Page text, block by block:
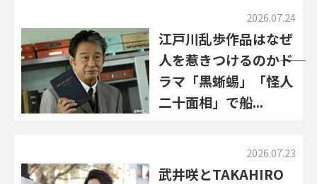
2026.07.24
江戸川乱歩作品はなぜ
人を惹きつけるのか――ド
ラマ「黒蜥蜴」「怪人
二十面相」で船...
2026.07.23
武井咲とTAKAHIRO